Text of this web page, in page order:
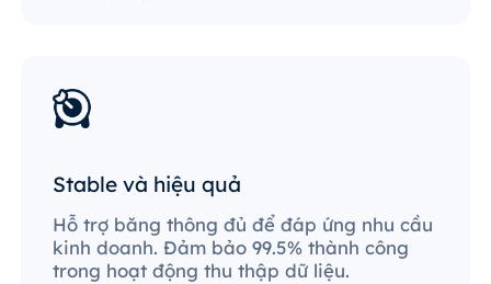
Stable và hiệu quả
Hỗ trợ băng thông đủ để đáp ứng nhu cầu
kinh doanh. Đảm bảo 99.5% thành công
trong hoạt động thu thập dữ liệu.